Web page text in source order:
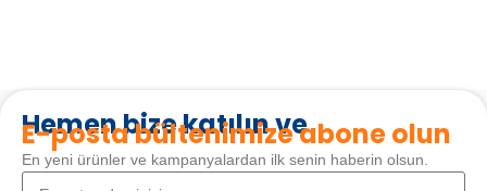
Hemen bize katılın ve
E-posta bültenimize abone olun
En yeni ürünler ve kampanyalardan ilk senin haberin olsun.